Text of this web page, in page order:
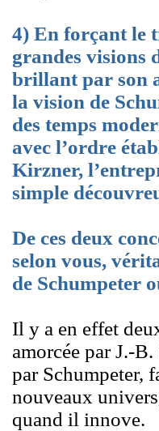
4) En forçant le
grandes visions
brillant par son
la vision de
des temps
avec l’ordre
Kirzner,
simple
De ces deux
selon vous,
de Schumpeter
Il y a en effet
amorcée par J.-
par Schumpeter,
nouveaux
quand il innove.